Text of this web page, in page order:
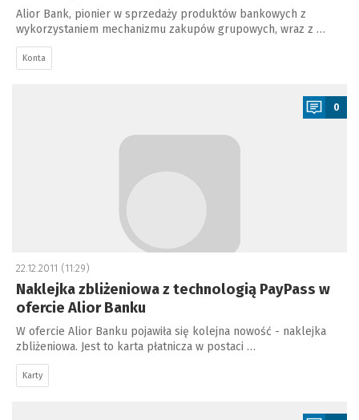
Alior Bank, pionier w sprzedaży produktów bankowych z
wykorzystaniem mechanizmu zakupów grupowych, wraz z …
Konta
0
22.12.2011 (11:29)
Naklejka zbliżeniowa z technologią PayPass w
ofercie Alior Banku
W ofercie Alior Banku pojawiła się kolejna nowość - naklejka
zbliżeniowa. Jest to karta płatnicza w postaci …
Karty